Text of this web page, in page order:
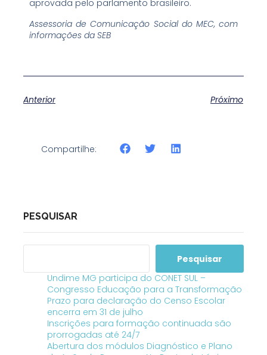
aprovada pelo parlamento brasileiro.
Assessoria de Comunicação Social do MEC, com
informações da SEB
Anterior Próximo
Compartilhe:
PESQUISAR
Pesquisar
Undime MG participa do CONET SUL –
Congresso Educação para a Transformação
Prazo para declaração do Censo Escolar
encerra em 31 de julho
Inscrições para formação continuada são
prorrogadas até 24/7
Abertura dos módulos Diagnóstico e Plano